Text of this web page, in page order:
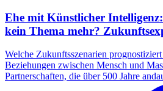
Ehe mit Künstlicher
kein Thema mehr?
Welche Zukunftsszenarien
Beziehungen zwischen Mensch und
Partnerschaften, die über 500 Jahre